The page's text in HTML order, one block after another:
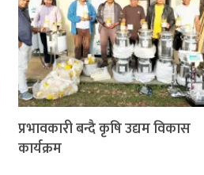
प्रभावकारी बन्दै कृषि उद्यम विकास
कार्यक्रम